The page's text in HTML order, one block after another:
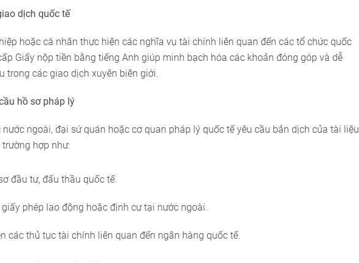
dịch quốc tế
hoặc cá nhân thực hiện các nghĩa vụ tài chính liên quan đến các tổ chức quốc
Giấy nộp tiền bằng tiếng Anh giúp minh bạch hóa các khoản đóng góp và dễ
trong các giao dịch xuyên biên giới.
hồ sơ pháp lý
nước ngoài, đại sứ quán hoặc cơ quan pháp lý quốc tế yêu cầu bản dịch của tài liệu
hợp như:
đầu tư, đấu thầu quốc tế.
giấy phép lao động hoặc định cư tại nước ngoài.
các thủ tục tài chính liên quan đến ngân hàng quốc tế.